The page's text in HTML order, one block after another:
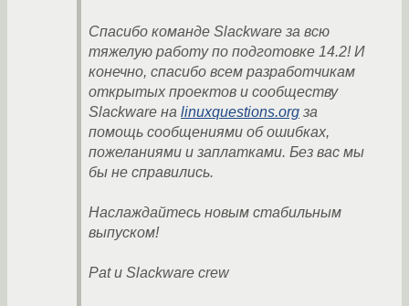
Спасибо команде Slackware за всю
тяжелую работу по подготовке 14.2! И
конечно, спасибо всем разработчикам
открытых проектов и сообществу
Slackware на linuxquestions.org за
помощь сообщениями об ошибках,
пожеланиями и заплатками. Без вас мы
бы не справились.
Наслаждайтесь новым стабильным
выпуском!
Pat и Slackware crew